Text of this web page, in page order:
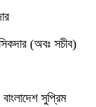
(অবঃ সচীব)
সুপ্রিম